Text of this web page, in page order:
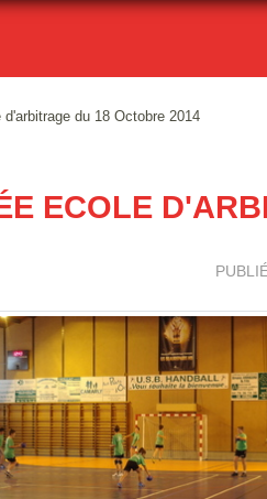
du 18 Octobre 2014
ECOLE